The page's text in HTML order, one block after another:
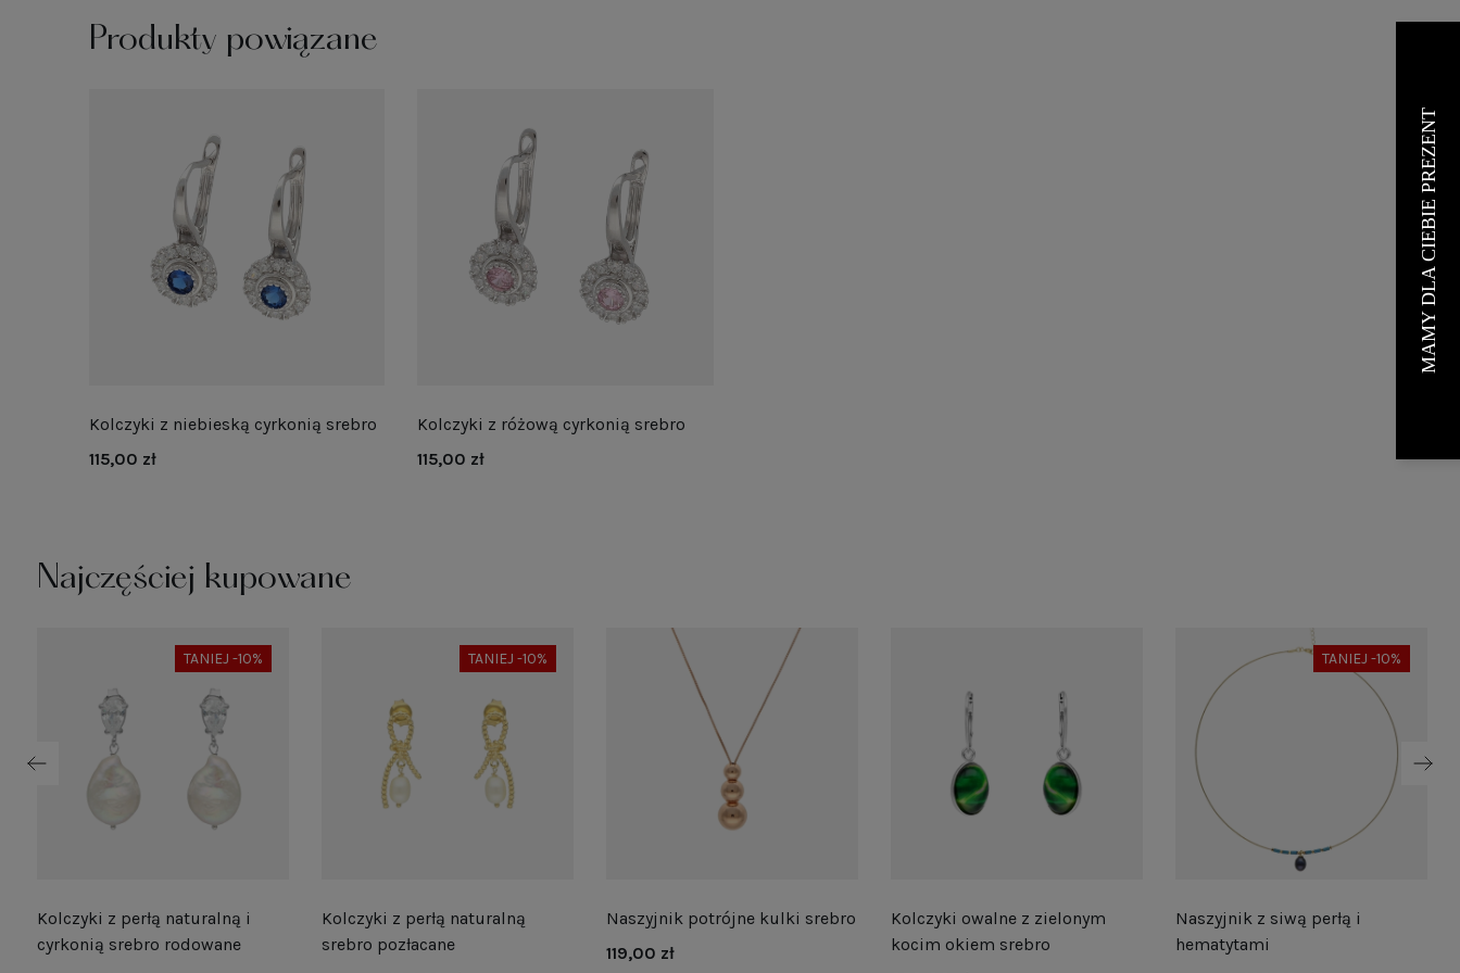
Produkty powiązane
Kolczyki z niebieską cyrkonią srebro
115,00 zł
Kolczyki z różową cyrkonią srebro
115,00 zł
Najczęściej kupowane
TANIEJ -10%
Kolczyki z perłą naturalną i
cyrkonią srebro rodowane
TANIEJ -10%
Kolczyki z perłą naturalną
srebro pozłacane
Naszyjnik potrójne kulki srebro
119,00 zł
Kolczyki owalne z zielonym
kocim okiem srebro
TANIEJ -10%
Naszyjnik z siwą perłą i
hematytami